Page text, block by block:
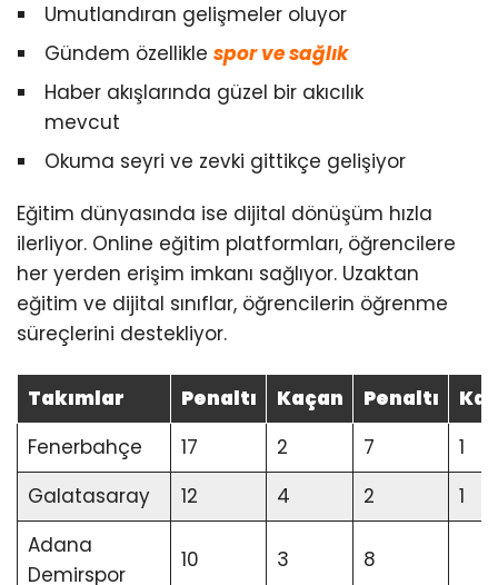
Umutlandıran gelişmeler oluyor
Gündem özellikle spor ve sağlık
Haber akışlarında güzel bir akıcılık
mevcut
Okuma seyri ve zevki gittikçe gelişiyor
Eğitim dünyasında ise dijital dönüşüm hızla
ilerliyor. Online eğitim platformları, öğrencilere
her yerden erişim imkanı sağlıyor. Uzaktan
eğitim ve dijital sınıflar, öğrencilerin öğrenme
süreçlerini destekliyor.
Takımlar Penaltı Kaçan Penaltı
Fenerbahçe
17 2 7
1
Galatasaray
12 4 2
1
Adana
Demirspor
10 3 8